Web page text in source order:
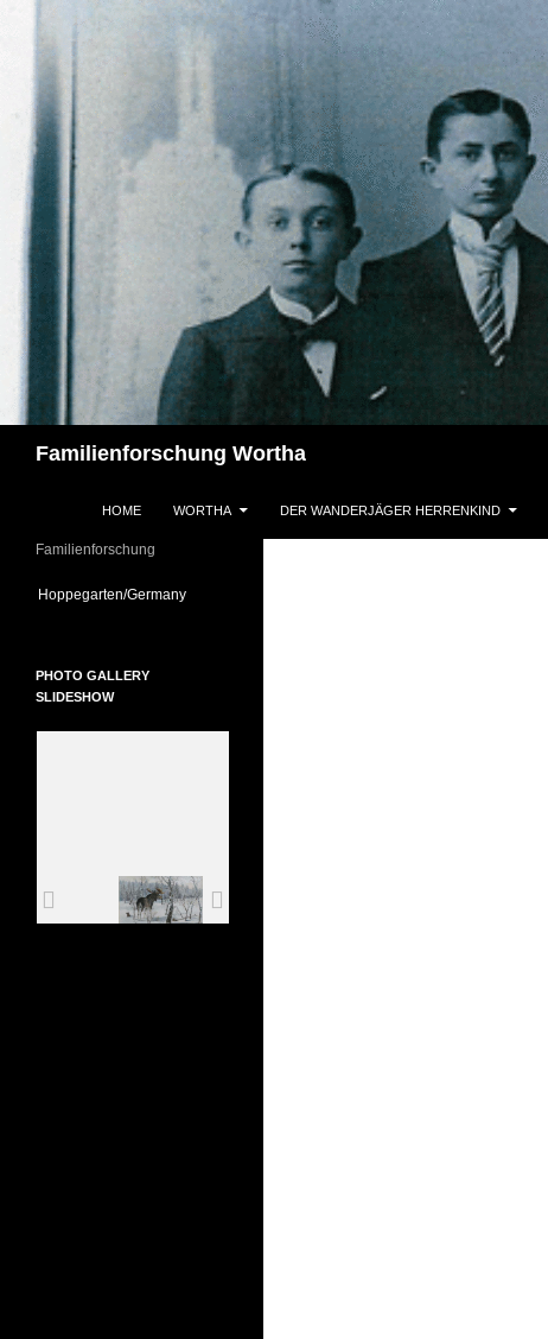
Inhalt
springen
Familienforschung Wortha
HOME WORTHA DER WANDERJÄGER HERRENKIND
Familienforschung
Hoppegarten/Germany
PHOTO GALLERY
SLIDESHOW